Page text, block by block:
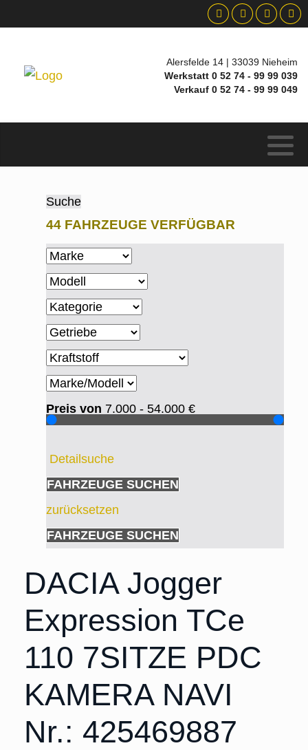
Alersfelde 14 | 33039 Nieheim
Werkstatt 0 52 74 - 99 99 039
Verkauf 0 52 74 - 99 99 049
Suche
44 FAHRZEUGE VERFÜGBAR
Preis von 7.000 - 54.000 €
Detailsuche
FAHRZEUGE SUCHEN
zurücksetzen
FAHRZEUGE SUCHEN
DACIA Jogger
Expression TCe
110 7SITZE PDC
KAMERA NAVI
Nr.: 425469887